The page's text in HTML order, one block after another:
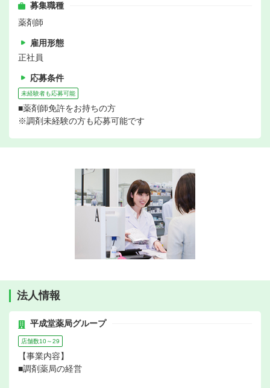
募集職種
薬剤師
雇用形態
正社員
応募条件
未経験者も応募可能
■薬剤師免許をお持ちの方
※調剤未経験の方も応募可能です
法人情報
平成堂薬局グループ
店舗数10～29
【事業内容】
■調剤薬局の経営